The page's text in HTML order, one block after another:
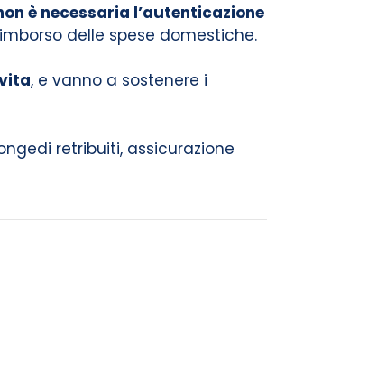
è necessaria l’autenticazione
delle spese domestiche.
, e vanno a sostenere i
retribuiti, assicurazione